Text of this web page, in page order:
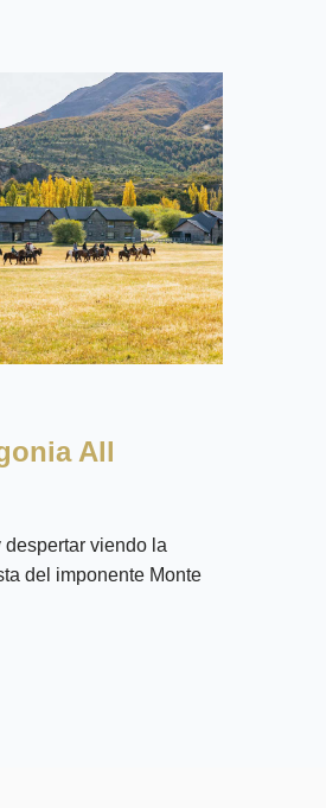
All
despertar viendo la
del imponente Monte